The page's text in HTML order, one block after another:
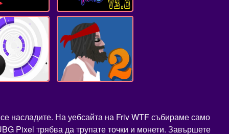
насладите. На уебсайта на Friv WTF събираме само
Pixel трябва да трупате точки и монети. Завършете